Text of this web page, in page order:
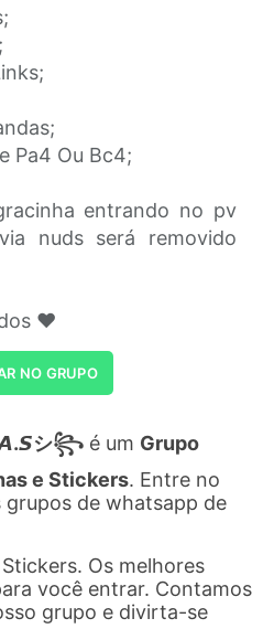
Pa4 Ou Bc4;
entrando no pv
nuds será removido
❤️
NO GRUPO
シ︎꧂ é um Grupo
e Stickers. Entre no
de whatsapp de
Os melhores
você entrar. Contamos
grupo e divirta-se